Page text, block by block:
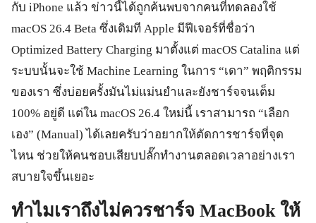
กับ iPhone แล้ว ข่าวนี้ได้ถูกค้นพบจากคนที่ทดลองใช้
macOS 26.4 Beta ซึ่งเดิมที Apple มีฟีเจอร์ที่ชื่อว่า
Optimized Battery Charging มาตั้งแต่ macOS Catalina แต่
ระบบนั้นจะใช้ Machine Learning ในการ “เดา” พฤติกรรม
ของเรา ซึ่งบ่อยครั้งมันไม่แม่นยำและยังชาร์จจนเต็ม
100% อยู่ดี แต่ใน macOS 26.4 ใหม่นี้ เราสามารถ “เลือก
เอง” (Manual) ได้เลยครับว่าอยากให้ตัดการชาร์จที่จุด
ไหน ช่วยให้คนชอบเสียบปลั๊กทำงานตลอดเวลาอย่างเรา
สบายใจขึ้นเยอะ
ทำไมเราถึงไม่ควรชาร์จ MacBook ให้